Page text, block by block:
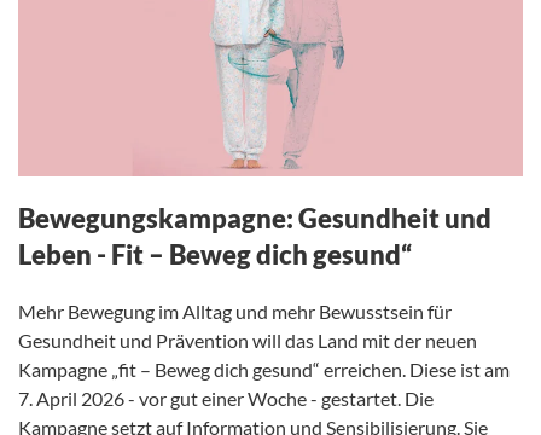
Bewegungskampagne: Gesundheit und
Leben - Fit – Beweg dich gesund“
Mehr Bewegung im Alltag und mehr Bewusstsein für
Gesundheit und Prävention will das Land mit der neuen
Kampagne „fit – Beweg dich gesund“ erreichen. Diese ist am
7. April 2026 - vor gut einer Woche - gestartet. Die
Kampagne setzt auf Information und Sensibilisierung. Sie